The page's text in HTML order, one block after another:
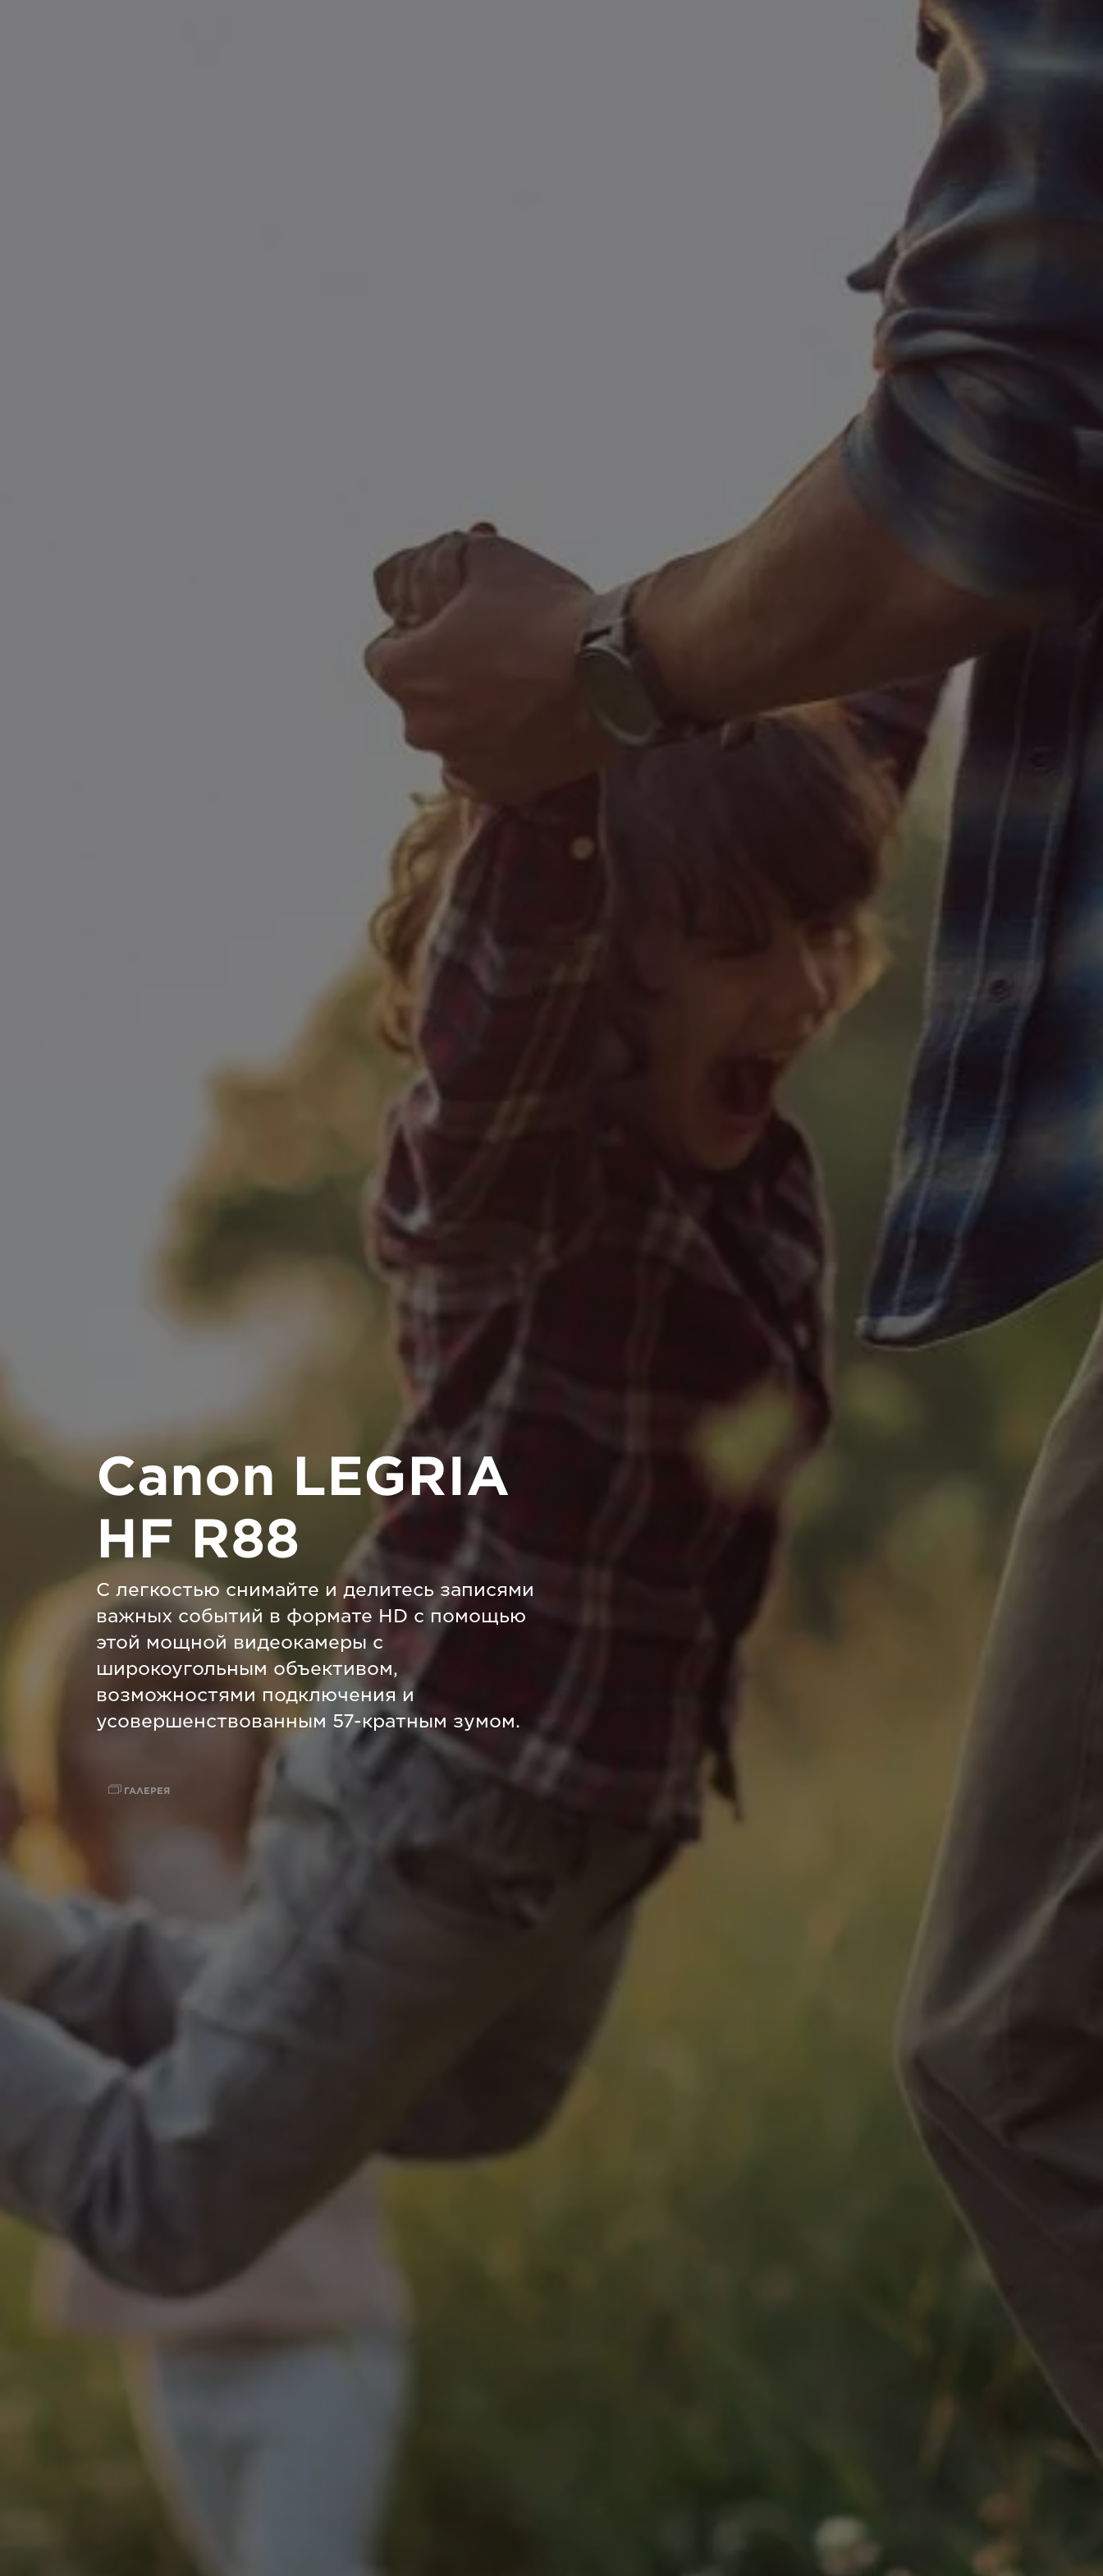
Canon LEGRIA
HF R88
С легкостью снимайте и делитесь записями
важных событий в формате HD с помощью
этой мощной видеокамеры с
широкоугольным объективом,
возможностями подключения и
усовершенствованным 57-кратным зумом.
ГАЛЕРЕЯ